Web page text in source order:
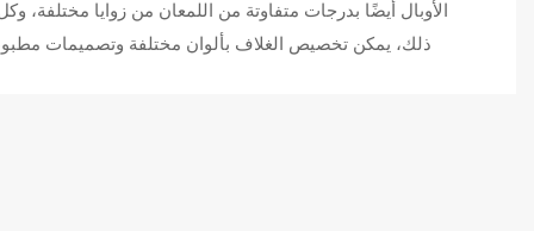
الأوبال أيضًا بدرجات متفاوتة من اللمعان من زوايا مختلفة،
ذلك، يمكن تخصيص الغلاف بألوان مختلفة وتصميمات